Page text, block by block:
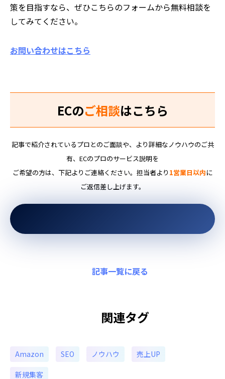
策を目指すなら、ぜひこちらのフォームから無料相談を
してみてください。
お問い合わせはこちら
ECのご相談はこちら
記事で紹介されているプロとのご面談や、より詳細なノウハウのご共
有、ECのプロのサービス説明を
ご希望の方は、下記よりご連絡ください。担当者より 1営業日以内に
ご返信差し上げます。
記事一覧に戻る
関連タグ
Amazon SEO ノウハウ 売上UP
新規集客